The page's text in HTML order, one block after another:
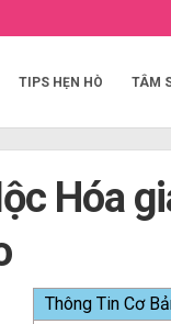
TIPS HẸN HÒ TÂM
Hóa
Thông Tin Cơ